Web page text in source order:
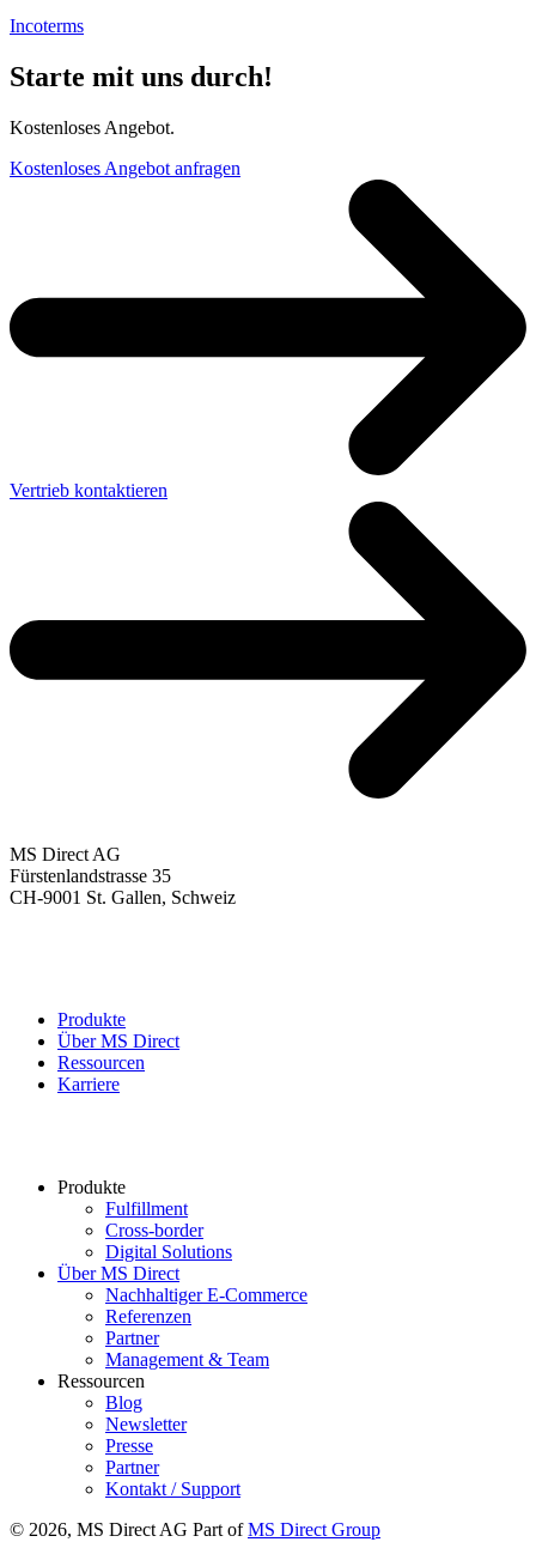
Incoterms
Starte mit uns durch!
Kostenloses Angebot.
Kostenloses Angebot anfragen
Vertrieb kontaktieren
MS Direct AG
Fürstenlandstrasse 35
CH-9001 St. Gallen, Schweiz
Produkte
Über MS Direct
Ressourcen
Karriere
Produkte
Fulfillment
Cross-border
Digital Solutions
Über MS Direct
Nachhaltiger E-Commerce
Referenzen
Partner
Management & Team
Ressourcen
Blog
Newsletter
Presse
Partner
Kontakt / Support
© 2026, MS Direct AG Part ofMS Direct Group